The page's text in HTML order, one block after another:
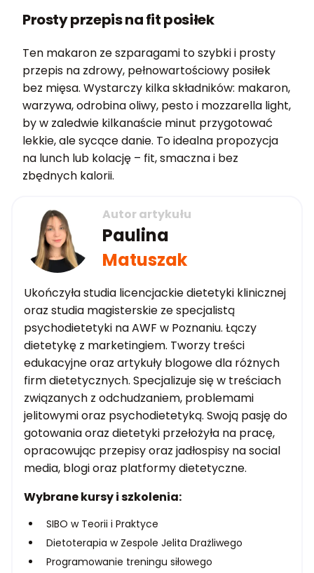
Prosty przepis na fit posiłek
Ten makaron ze szparagami to szybki i prosty
przepis na zdrowy, pełnowartościowy posiłek
bez mięsa. Wystarczy kilka składników: makaron,
warzywa, odrobina oliwy, pesto i mozzarella light,
by w zaledwie kilkanaście minut przygotować
lekkie, ale sycące danie. To idealna propozycja
na lunch lub kolację – fit, smaczna i bez
zbędnych kalorii.
Autor artykułu
Paulina
Matuszak
Ukończyła studia licencjackie dietetyki klinicznej
oraz studia magisterskie ze specjalistą
psychodietetyki na AWF w Poznaniu. Łączy
dietetykę z marketingiem. Tworzy treści
edukacyjne oraz artykuły blogowe dla różnych
firm dietetycznych. Specjalizuje się w treściach
związanych z odchudzaniem, problemami
jelitowymi oraz psychodietetyką. Swoją pasję do
gotowania oraz dietetyki przełożyła na pracę,
opracowując przepisy oraz jadłospisy na social
media, blogi oraz platformy dietetyczne.
Wybrane kursy i szkolenia:
SIBO w Teorii i Praktyce
Dietoterapia w Zespole Jelita Drażliwego
Programowanie treningu siłowego